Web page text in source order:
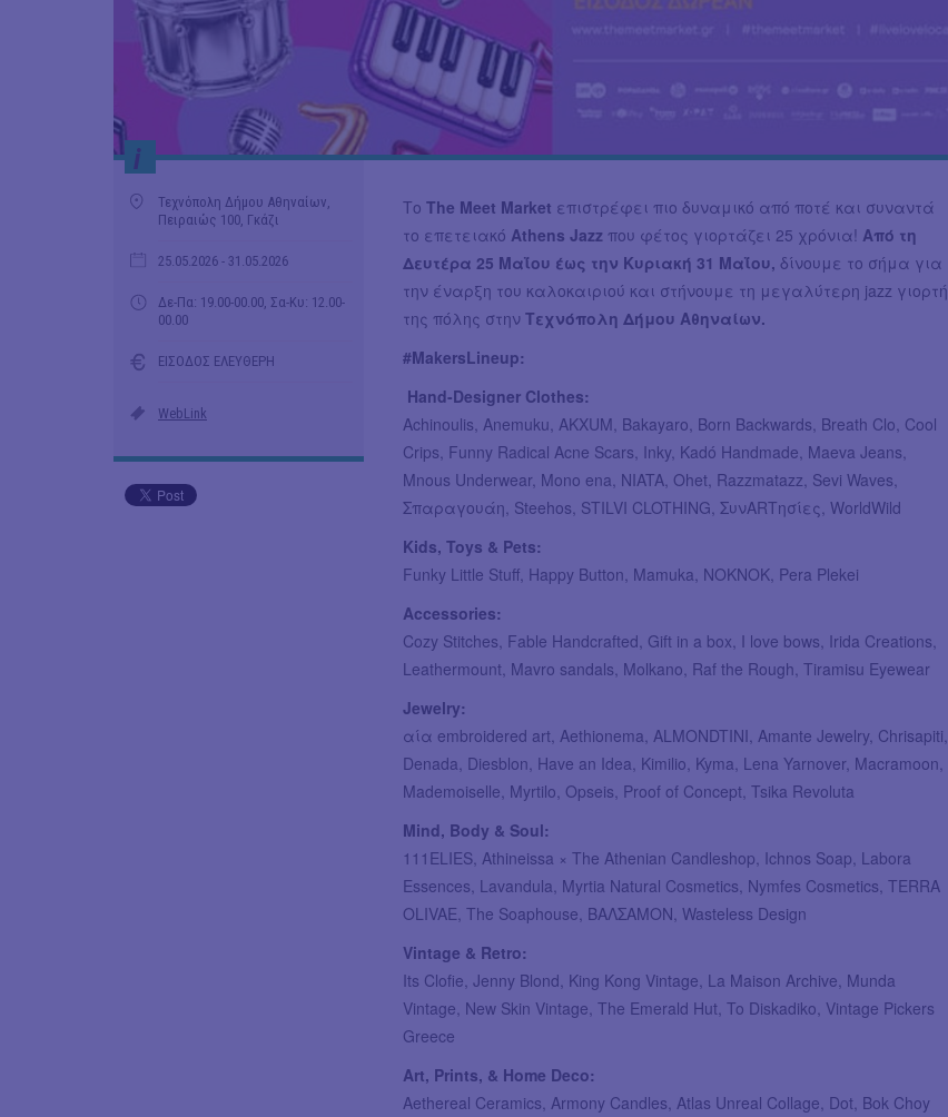
i
Τεχνόπολη Δήμου Αθηναίων,
Πειραιώς 100, Γκάζι
25.05.2026 - 31.05.2026
Δε-Πα: 19.00-00.00, Σα-Κυ: 12.00-
00.00
ΕΙΣΟΔΟΣ ΕΛΕΥΘΕΡΗ
WebLink
Το The Meet Market επιστρέφει πιο δυναμικό από ποτέ και συναντά
το επετειακό Athens Jazz που φέτος γιορτάζει 25 χρόνια! Από τη
Δευτέρα 25 Μαΐου έως την Κυριακή 31 Μαΐου, δίνουμε το σήμα για
την έναρξη του καλοκαιριού και στήνουμε τη μεγαλύτερη jazz γιορτή
της πόλης στην Τεχνόπολη Δήμου Αθηναίων.
#MakersLineup:
Hand-Designer Clothes:
Achinoulis, Anemuku, AKXUM, Bakayaro, Born Backwards, Breath Clo, Cool
Crips, Funny Radical Acne Scars, Inky, Kadó Handmade, Maeva Jeans,
Mnous Underwear, Mono ena, NIATA, Ohet, Razzmatazz, Sevi Waves,
Σπαραγουάη, Steehos, STILVI CLOTHING, ΣυνARTησίες, WorldWild
Kids, Toys & Pets:
Funky Little Stuff, Happy Button, Mamuka, NOKNOK, Pera Plekei
Accessories:
Cozy Stitches, Fable Handcrafted, Gift in a box, I love bows, Irida Creations,
Leathermount, Mavro sandals, Molkano, Raf the Rough, Tiramisu Eyewear
Jewelry:
αία embroidered art, Aethionema, ALMONDTINI, Amante Jewelry, Chrisapiti,
Denada, Diesblon, Have an Idea, Kimilio, Kyma, Lena Yarnover, Macramoon,
Mademoiselle, Myrtilo, Opseis, Proof of Concept, Tsika Revoluta
Mind, Body & Soul:
111ELIES, Athineissa × The Athenian Candleshop, Ichnos Soap, Labora
Essences, Lavandula, Myrtia Natural Cosmetics, Nymfes Cosmetics, TERRA
OLIVAE, The Soaphouse, ΒΑΛΣΑΜΟΝ, Wasteless Design
Vintage & Retro:
Its Clofie, Jenny Blond, King Kong Vintage, La Maison Archive, Munda
Vintage, New Skin Vintage, The Emerald Hut, To Diskadiko, Vintage Pickers
Greece
Art, Prints, & Home Deco:
Aethereal Ceramics, Armony Candles, Atlas Unreal Collage, Dot, Bok Choy